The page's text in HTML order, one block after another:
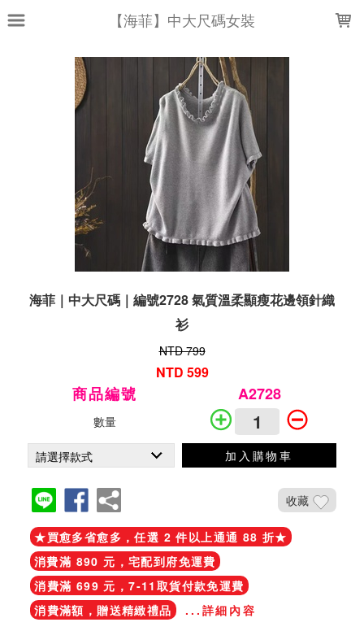
【海菲】中大尺碼女裝
海菲｜中大尺碼｜編號2728 氣質溫柔顯瘦花邊領針織
衫
NTD 799
NTD 599
商品編號 A2728
數量
加入購物車
收藏
★買愈多省愈多，任選 2 件以上通通 88 折★
消費滿 890 元，宅配到府免運費
消費滿 699 元，7-11取貨付款免運費
消費滿額，贈送精緻禮品
...詳細內容